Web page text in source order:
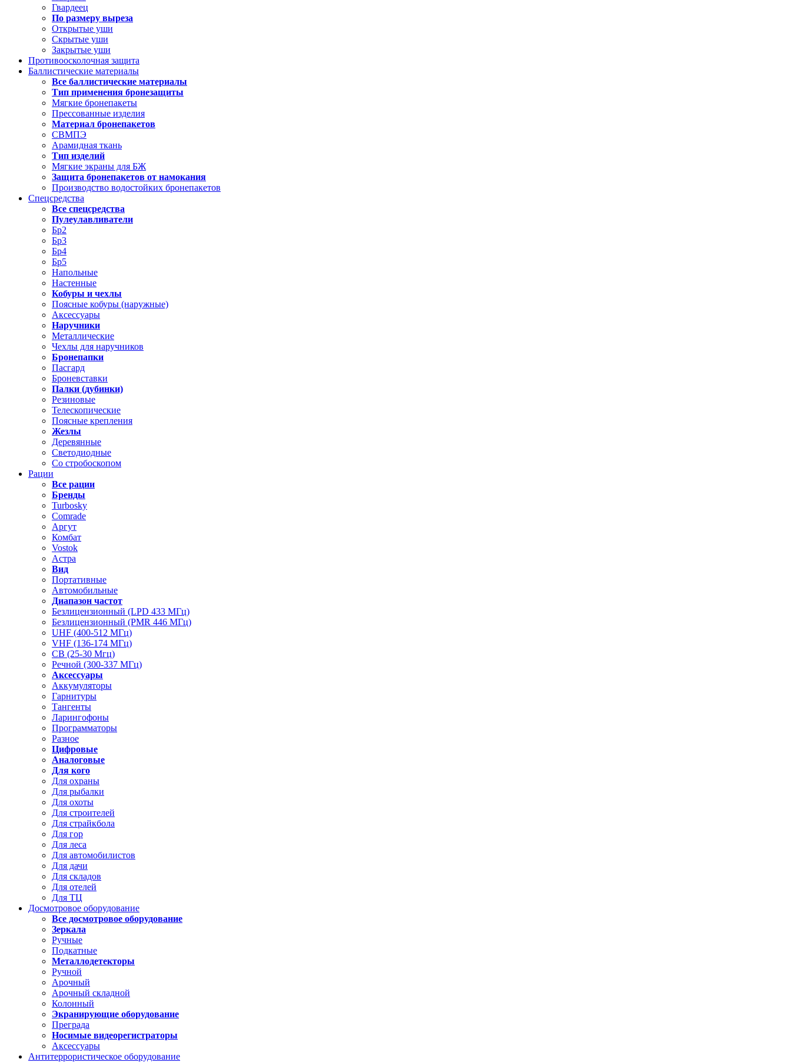
Гвардеец
По размеру выреза
Открытые уши
Скрытые уши
Закрытые уши
Противоосколочная защита
Баллистические материалы
Все баллистические материалы
Тип применения бронезащиты
Мягкие бронепакеты
Прессованные изделия
Материал бронепакетов
СВМПЭ
Арамидная ткань
Тип изделий
Мягкие экраны для БЖ
Защита бронепакетов от намокания
Производство водостойких бронепакетов
Спецсредства
Все спецсредства
Пулеулавливатели
Бр2
Бр3
Бр4
Бр5
Напольные
Настенные
Кобуры и чехлы
Поясные кобуры (наружные)
Аксессуары
Наручники
Металлические
Чехлы для наручников
Бронепапки
Пасгард
Броневставки
Палки (дубинки)
Резиновые
Телескопические
Поясные крепления
Жезлы
Деревянные
Светодиодные
Со стробоскопом
Рации
Все рации
Бренды
Turbosky
Comrade
Аргут
Комбат
Vostok
Астра
Вид
Портативные
Автомобильные
Диапазон частот
Безлицензионный (LPD 433 МГц)
Безлицензионный (PMR 446 МГц)
UHF (400-512 МГц)
VHF (136-174 МГц)
CB (25-30 Мгц)
Речной (300-337 МГц)
Аксессуары
Аккумуляторы
Гарнитуры
Тангенты
Ларингофоны
Программаторы
Разное
Цифровые
Аналоговые
Для кого
Для охраны
Для рыбалки
Для охоты
Для строителей
Для страйкбола
Для гор
Для леса
Для автомобилистов
Для дачи
Для складов
Для отелей
Для ТЦ
Досмотровое оборудование
Все досмотровое оборудование
Зеркала
Ручные
Подкатные
Металлодетекторы
Ручной
Арочный
Арочный складной
Колонный
Экранирующие оборудование
Преграда
Носимые видеорегистраторы
Аксессуары
Антитеррористическое оборудование